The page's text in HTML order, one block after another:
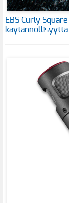
EBS Curly
käytännöllisyyttä